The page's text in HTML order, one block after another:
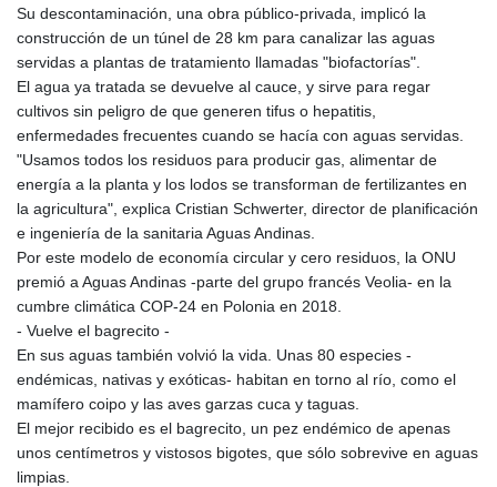
IDR 17899
ILS 3.013971
IMP 0.743241
INR 95.21055
1312.470159
IRR
1374850.000153
ISK 123.589987
JMD 158.809665
JOD 0.709026
KGS 87.450076
KHR
KMF 426.999908
KRW
Su descontaminación, una obra público-privada, implicó la
construcción de un túnel de 28 km para canalizar las aguas
servidas a plantas de tratamiento llamadas "biofactorías".
El agua ya tratada se devuelve al cauce, y sirve para regar
cultivos sin peligro de que generen tifus o hepatitis,
enfermedades frecuentes cuando se hacía con aguas servidas.
"Usamos todos los residuos para producir gas, alimentar de
energía a la planta y los lodos se transforman de fertilizantes en
la agricultura", explica Cristian Schwerter, director de planificación
e ingeniería de la sanitaria Aguas Andinas.
Por este modelo de economía circular y cero residuos, la ONU
premió a Aguas Andinas -parte del grupo francés Veolia- en la
cumbre climática COP-24 en Polonia en 2018.
- Vuelve el bagrecito -
En sus aguas también volvió la vida. Unas 80 especies -
endémicas, nativas y exóticas- habitan en torno al río, como el
mamífero coipo y las aves garzas cuca y taguas.
El mejor recibido es el bagrecito, un pez endémico de apenas
unos centímetros y vistosos bigotes, que sólo sobrevive en aguas
limpias.